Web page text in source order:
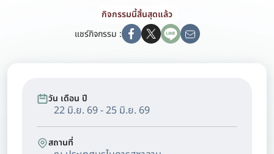
กิจกรรมนี้สิ้นสุดแล้ว
แชร์กิจกรรม :
วัน เดือน ปี
22 มิ.ย. 69 - 25 มิ.ย. 69
สถานที่